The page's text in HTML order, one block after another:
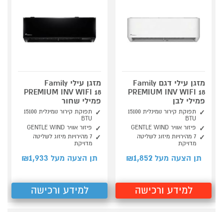
מזגן עילי דגם Family
PREMIUM INV WIFI 18
פמילי לבן
תפוקת קירור נומינלית 15100
BTU
פיזור אוויר GENTLE WIND
7 מהירויות מיזוג לשליטה
מדויקת
תן הצעה מעל ₪ 1,852
למידע ורכישה
מזגן עילי Family
PREMIUM INV WIFI 18
פמילי שחור
תפוקת קירור נומינלית 15100
BTU
פיזור אוויר GENTLE WIND
7 מהירויות מיזוג לשליטה
מדויקת
תן הצעה מעל ₪ 1,933
למידע ורכישה